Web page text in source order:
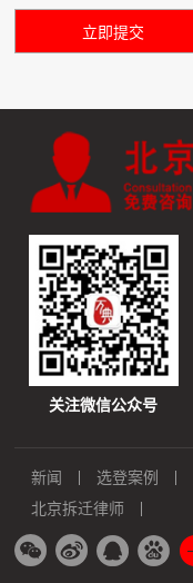
关注微信公众号
新闻 选登案例
北京拆迁律师